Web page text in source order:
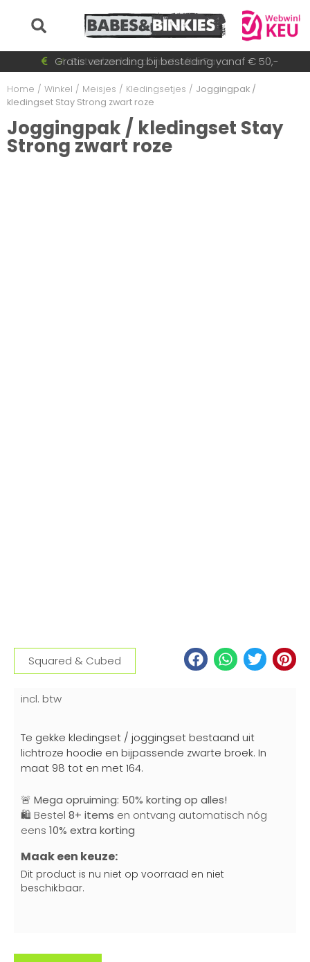
Betaal achteraf met AfterPay
Snel wisselende collectie
Gratis verzending bij besteding vanaf € 50,-
Voor 15:30 besteld = dezelfde dag verzonden!
Home / Winkel / Meisjes / Kledingsetjes / Joggingpak /
kledingset Stay Strong zwart roze
Joggingpak / kledingset Stay
Strong zwart roze
Squared & Cubed
incl. btw
Te gekke kledingset / joggingset bestaand uit
lichtroze hoodie en bijpassende zwarte broek. In
maat 98 tot en met 164.
🚨 Mega opruiming: 50% korting op alles!
🛍️ Bestel 8+ items en ontvang automatisch nóg
eens 10% extra korting
Maak een keuze:
Dit product is nu niet op voorraad en niet
beschikbaar.